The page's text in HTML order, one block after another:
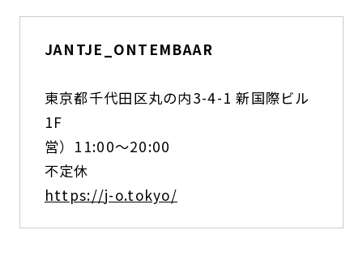
JANTJE_ONTEMBAAR
東京都千代田区丸の内3-4-1 新国際ビル
1F
営）11:00〜20:00
不定休
https://j-o.tokyo/